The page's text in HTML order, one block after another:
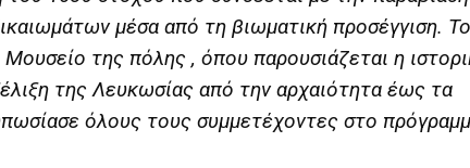
μέσα από τη βιωματική προσέγγιση. Το
της πόλης , όπου παρουσιάζεται η
της Λευκωσίας από την αρχαιότητα έως τα
όλους τους συμμετέχοντες στο